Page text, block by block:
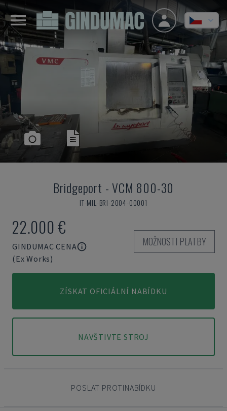
Bridgeport -VCM 800-30
IT-MIL-BRI-2004-00001
22.000 €
GINDUMAC CENA
(Ex Works)
MOŽNOSTI PLATBY
ZÍSKAT OFICIÁLNÍ NABÍDKU
NAVŠTIVTE STROJ
POSLAT PROTINABÍDKU